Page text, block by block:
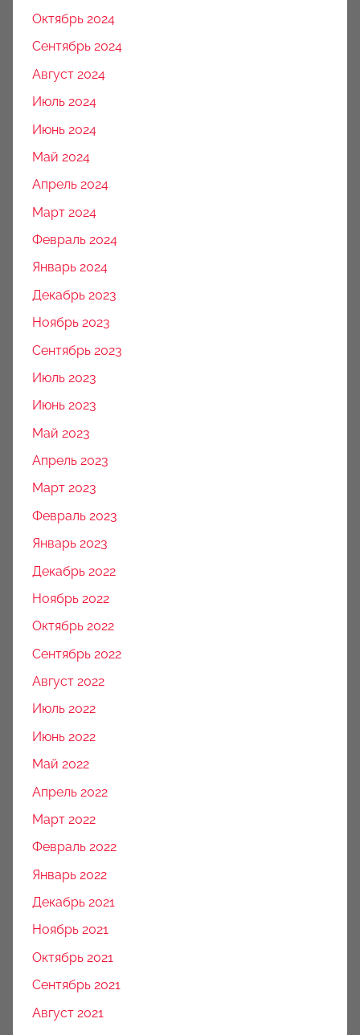
Октябрь 2024
Сентябрь 2024
Август 2024
Июль 2024
Июнь 2024
Май 2024
Апрель 2024
Март 2024
Февраль 2024
Январь 2024
Декабрь 2023
Ноябрь 2023
Сентябрь 2023
Июль 2023
Июнь 2023
Май 2023
Апрель 2023
Март 2023
Февраль 2023
Январь 2023
Декабрь 2022
Ноябрь 2022
Октябрь 2022
Сентябрь 2022
Август 2022
Июль 2022
Июнь 2022
Май 2022
Апрель 2022
Март 2022
Февраль 2022
Январь 2022
Декабрь 2021
Ноябрь 2021
Октябрь 2021
Сентябрь 2021
Август 2021